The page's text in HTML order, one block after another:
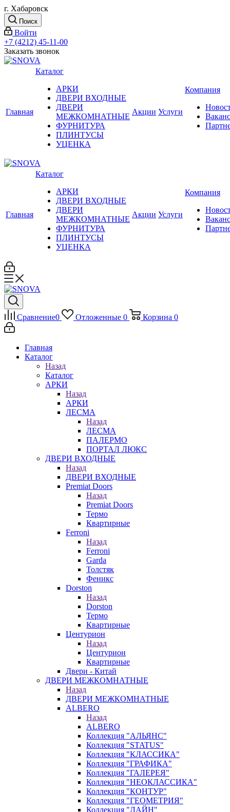
г. Хабаровск
Поиск
Войти
+7 (4212) 45-11-00
Заказать звонок
Главная
Каталог
АРКИ
ДВЕРИ ВХОДНЫЕ
ДВЕРИ
МЕЖКОМНАТНЫЕ
ФУРНИТУРА
ПЛИНТУСЫ
УЦЕНКА
Акции Услуги
Компания
Главная
Каталог
АРКИ
ДВЕРИ ВХОДНЫЕ
ДВЕРИ
МЕЖКОМНАТНЫЕ
ФУРНИТУРА
ПЛИНТУСЫ
УЦЕНКА
Акции Услуги
Компания
Сравнение0 Отложенные 0 Корзина 0
Главная
Каталог
Назад
Каталог
АРКИ
Назад
АРКИ
ЛЕСМА
Назад
ЛЕСМА
ПАЛЕРМО
ПОРТАЛ ЛЮКС
ДВЕРИ ВХОДНЫЕ
Назад
ДВЕРИ ВХОДНЫЕ
Premiat Doors
Назад
Premiat Doors
Термо
Квартирные
Ferroni
Назад
Ferroni
Garda
Толстяк
Феникс
Dorston
Назад
Dorston
Термо
Квартирные
Центурион
Назад
Центурион
Квартирные
Двери - Китай
ДВЕРИ МЕЖКОМНАТНЫЕ
Назад
ДВЕРИ МЕЖКОМНАТНЫЕ
ALBERO
Назад
ALBERO
Коллекция "АЛЬЯНС"
Коллекция "STATUS"
Коллекция "КЛАССИКА"
Коллекция "ГРАФИКА"
Коллекция "ГАЛЕРЕЯ"
Коллекция "НЕОКЛАССИКА"
Коллекция "КОНТУР"
Коллекция "ГЕОМЕТРИЯ"
Коллекция "ЛАЙН"